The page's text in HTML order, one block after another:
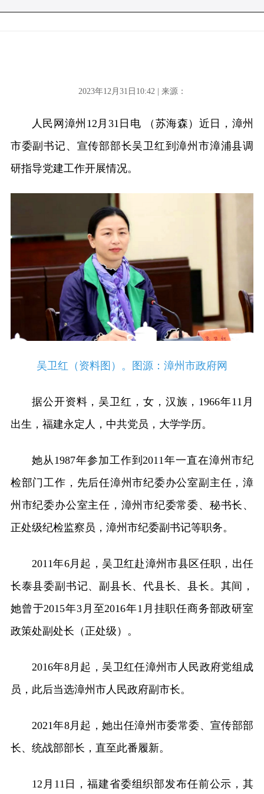
2023年12月31日10:42 | 来源：
人民网漳州12月31日电 （苏海森）近日，漳州
市委副书记、宣传部部长吴卫红到漳州市漳浦县调
研指导党建工作开展情况。
吴卫红（资料图）。图源：漳州市政府网
据公开资料，吴卫红，女，汉族，1966年11月
出生，福建永定人，中共党员，大学学历。
她从1987年参加工作到2011年一直在漳州市纪
检部门工作，先后任漳州市纪委办公室副主任，漳
州市纪委办公室主任，漳州市纪委常委、秘书长、
正处级纪检监察员，漳州市纪委副书记等职务。
2011年6月起，吴卫红赴漳州市县区任职，出任
长泰县委副书记、副县长、代县长、县长。其间，
她曾于2015年3月至2016年1月挂职任商务部政研室
政策处副处长（正处级）。
2016年8月起，吴卫红任漳州市人民政府党组成
员，此后当选漳州市人民政府副市长。
2021年8月起，她出任漳州市委常委、宣传部部
长、统战部部长，直至此番履新。
12月11日，福建省委组织部发布任前公示，其